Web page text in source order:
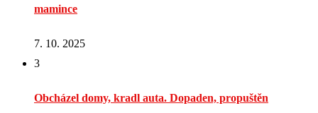
mamince
7. 10. 2025
3
Obcházel domy, kradl auta. Dopaden, propuštěn